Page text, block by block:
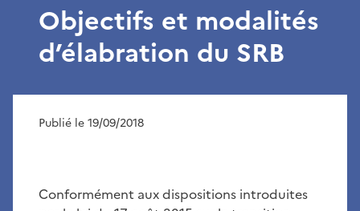
Objectifs et modalités
d’élabration du SRB
Publié le 19/09/2018
Conformément aux dispositions introduites